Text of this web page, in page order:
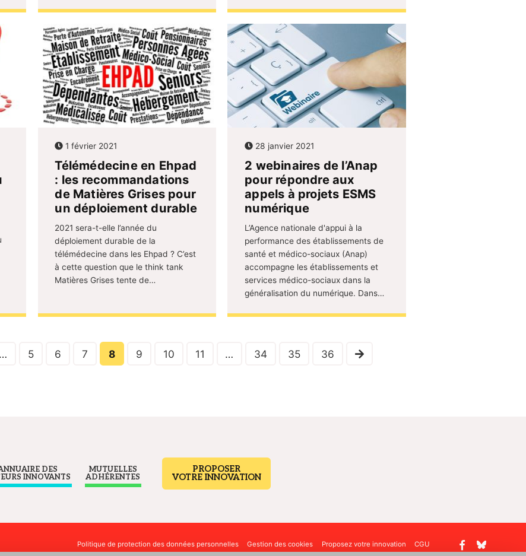
1 février 2021
Télémédecine en Ehpad
: les recommandations
de Matières Grises pour
un déploiement durable
2021 sera-t-elle l’année du
déploiement durable de la
télémédecine dans les Ehpad ? C’est
à cette question que le think tank
Matières Grises tente de…
28 janvier 2021
2 webinaires de l’Anap
pour répondre aux
appels à projets ESMS
numérique
L’Agence nationale d'appui à la
performance des établissements de
santé et médico-sociaux (Anap)
accompagne les établissements et
services médico-sociaux dans la
généralisation du numérique. Dans…
… 5 6 7 8 9 10 11 … 34 35 36
DES
INNOVANTS
MUTUELLES
ADHÉRENTES
PROPOSER
VOTRE INNOVATION
Politique de protection des données personnelles Gestion des cookies Proposez votre innovation
CGU